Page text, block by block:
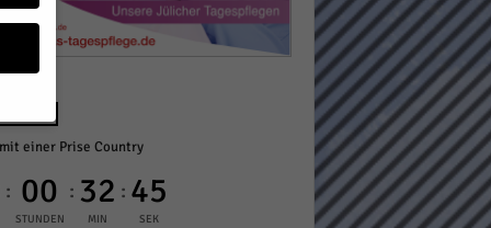
einer Prise Country
: 00
STUNDEN
: 32
MIN
: 44
SEK